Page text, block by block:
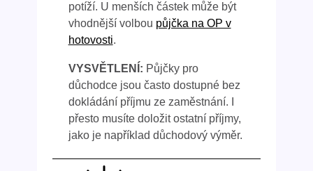
potíží. U menších částek může být
vhodnější volbou půjčka na OP v
hotovosti.
VYSVĚTLENÍ: Půjčky pro
důchodce jsou často dostupné bez
dokládání příjmu ze zaměstnání. I
přesto musíte doložit ostatní příjmy,
jako je například důchodový výměr.